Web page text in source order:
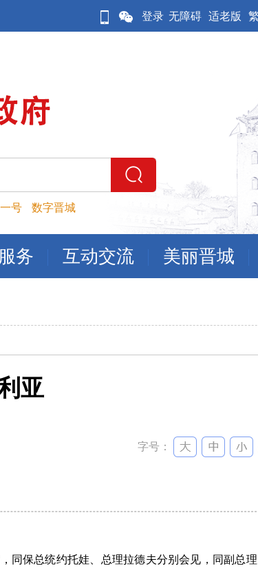
登录 无障碍 适老版
号 数字晋城
务 互动交流 美丽晋城
亚
字号：
同保总统约托娃、总理拉德夫分别会见，同副总